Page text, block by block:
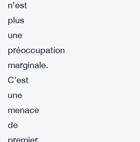
n’est
plus
une
préoccupation
marginale.
C’est
une
menace
de
premier